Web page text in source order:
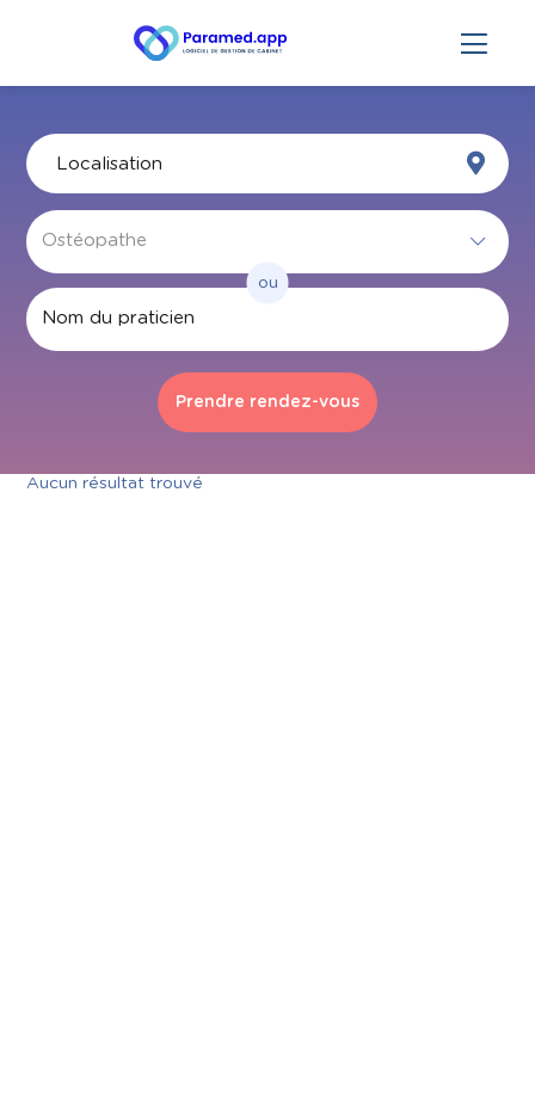
Par nom
ou
Aucun résultat trouvé